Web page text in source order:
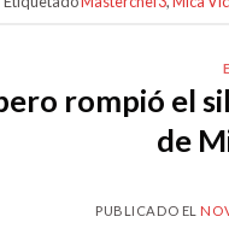
rompió el
de
PUBLICADO EL